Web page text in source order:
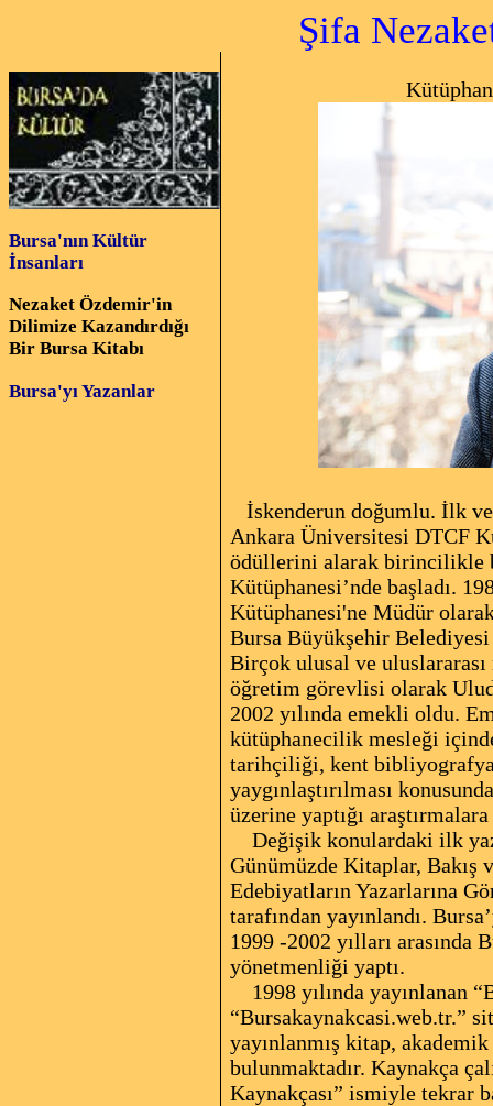
Şifa
Bursa'nın Kültür
İnsanları
Nezaket Özdemir'in
Dilimize Kazandırdığı
Bir Bursa Kitabı
Bursa'yı Yazanlar
Kütüphaneci,
İskenderun doğumlu. İlk ve
Ankara Üniversitesi DTCF
ödüllerini alarak birincilikle
Kütüphanesi’nde başladı.
Kütüphanesi'ne Müdür
Bursa Büyükşehir
Birçok ulusal ve
öğretim görevlisi olarak
2002 yılında emekli oldu.
kütüphanecilik mesleği
tarihçiliği, kent
yaygınlaştırılması
üzerine yaptığı
Değişik konulardaki ilk
Günümüzde Kitaplar, Bakış
Edebiyatların Yazarlarına
tarafından yayınlandı.
1999 -2002 yılları
yönetmenliği yaptı.
1998 yılında yayınlanan
“Bursakaynakcasi.web.tr.”
yayınlanmış kitap,
bulunmaktadır. Kaynakça
Kaynakçası” ismiyle tekrar